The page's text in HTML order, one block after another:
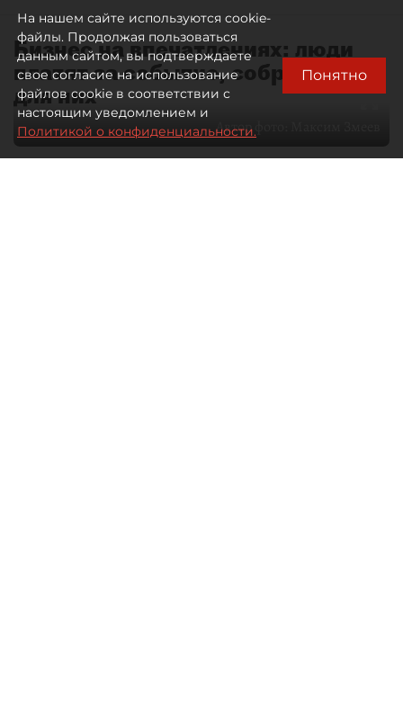
Бизнес на впечатлениях: люди
платят за событие, собранное
для них
Автор фото:
На нашем сайте используются cookie-
файлы. Продолжая пользоваться
данным сайтом, вы подтверждаете
свое согласие на использование
файлов cookie в соответствии с
настоящим уведомлением и
Политикой о конфиденциальности.
Понятно